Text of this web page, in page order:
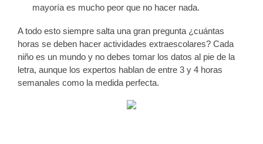
mayoría es mucho peor que no hacer nada.
A todo esto siempre salta una gran pregunta ¿cuántas
horas se deben hacer actividades extraescolares? Cada
niño es un mundo y no debes tomar los datos al pie de la
letra, aunque los expertos hablan de entre 3 y 4 horas
semanales como la medida perfecta.